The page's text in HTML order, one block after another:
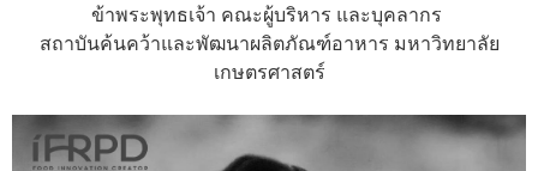
สายตรงผู้บริหาร
ข้าพระพุทธเจ้า คณะผู้บริหาร และบุคลากร
สถาบันค้นคว้าและพัฒนาผลิตภัณฑ์อาหาร มหาวิทยาลัย
เกษตรศาสตร์